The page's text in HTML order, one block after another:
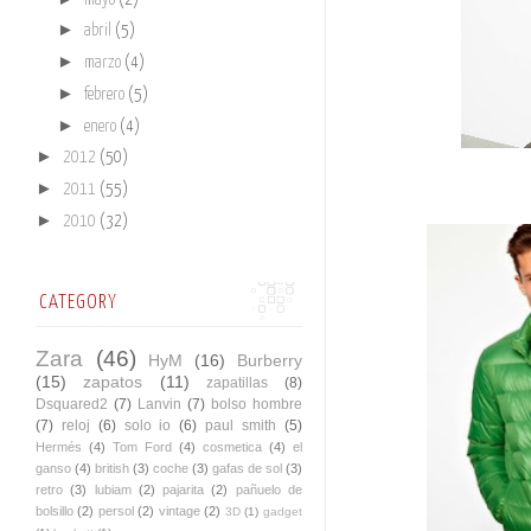
► abril (5)
► marzo (4)
► febrero (5)
► enero (4)
► 2012 (50)
► 2011 (55)
► 2010 (32)
CATEGORY
Zara (46) HyM (16)
Burberry
(15)
zapatos (11) zapatillas
(8)
Dsquared2 (7) Lanvin (7) bolso hombre
(7) reloj (6) solo io (6) paul smith (5)
Hermés (4) Tom Ford (4) cosmetica (4) el
ganso (4) british (3) coche (3) gafas de sol (3)
retro (3) lubiam (2) pajarita (2)
pañuelo de
bolsillo (2) persol (2) vintage (2) 3D (1) gadget